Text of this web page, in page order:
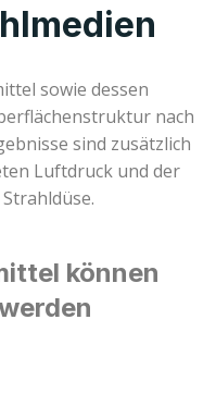
sowie dessen
nach
sind zusätzlich
Luftdruck und der
können